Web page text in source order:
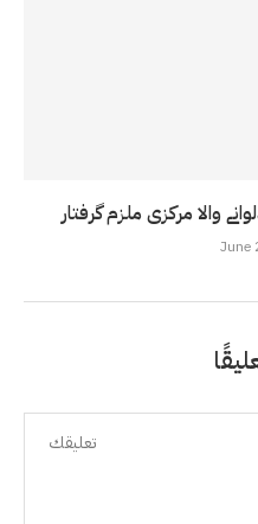
والا مرکزی ملزم گرفتار
June